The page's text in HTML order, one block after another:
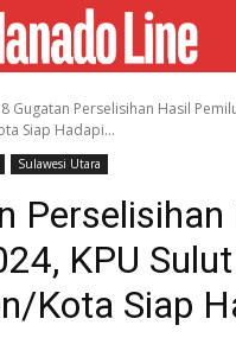
8 Gugatan Perselisihan Hasil
Siap Hadapi...
Sulawesi Utara
Perselisihan
KPU
Kota Siap